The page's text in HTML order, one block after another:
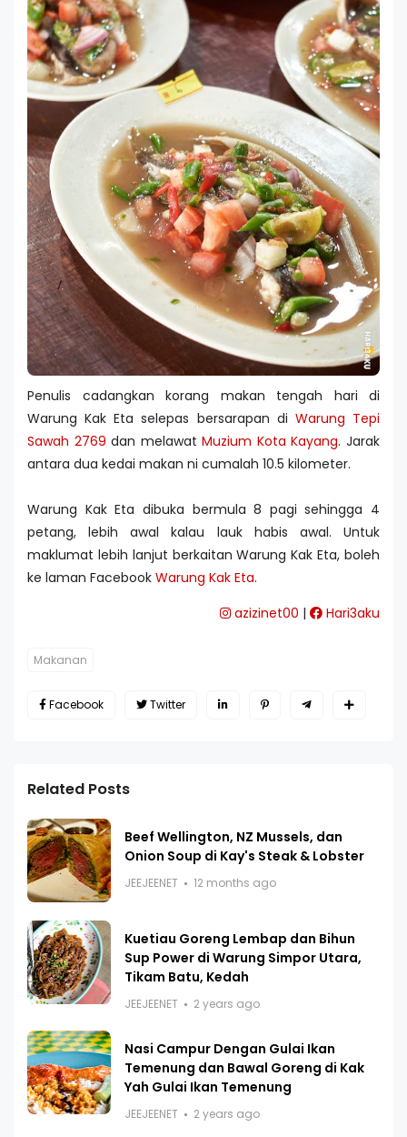
Penulis cadangkan korang makan tengah hari di
Warung Kak Eta selepas bersarapan di Warung Tepi
Sawah 2769 dan melawatMuzium Kota Kayang. Jarak
antara dua kedai makan ni cumalah 10.5 kilometer.
Warung Kak Eta dibuka bermula 8 pagi sehingga 4
petang, lebih awal kalau lauk habis awal. Untuk
maklumat lebih lanjut berkaitan Warung Kak Eta, boleh
ke laman Facebook Warung Kak Eta.
azizinet00 | Hari3aku
Makanan
Facebook Twitter
Related Posts
Beef Wellington, NZ Mussels, dan
Onion Soup di Kay's Steak & Lobster
JEEJEENET 12 months ago
Kuetiau Goreng Lembap dan Bihun
Sup Power di Warung Simpor Utara,
Tikam Batu, Kedah
JEEJEENET 2 years ago
Nasi Campur Dengan Gulai Ikan
Temenung dan Bawal Goreng di Kak
Yah Gulai Ikan Temenung
JEEJEENET 2 years ago